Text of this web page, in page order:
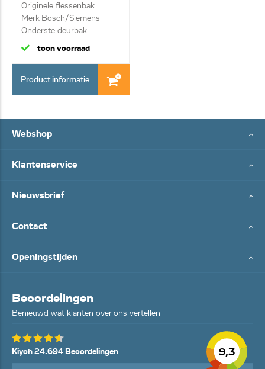
Originele flessenbak
Merk Bosch/Siemens
Onderste deurbak -...
toon voorraad
Product informatie
Webshop
Klantenservice
Nieuwsbrief
Contact
Openingstijden
Beoordelingen
Benieuwd wat klanten over ons vertellen
9,3
Kiyoh 24.694 Beoordelingen